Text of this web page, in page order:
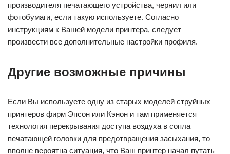
производителя печатающего устройства, чернил или
фотобумаги, если такую используете. Согласно
инструкциям к Вашей модели принтера, следует
произвести все дополнительные настройки профиля.
Другие возможные причины
Если Вы используете одну из старых моделей струйных
принтеров фирм Эпсон или Кэнон и там применяется
технология перекрывания доступа воздуха в сопла
печатающей головки для предотвращения засыхания, то
вполне вероятна ситуация, что Ваш принтер начал путать